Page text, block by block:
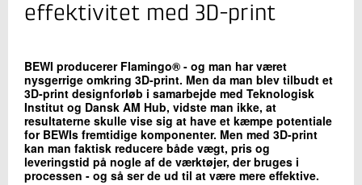
+45 72 20 17 62
Skriv til mig
effektivitet med 3D-print
BEWI producerer Flamingo® - og man har været
nysgerrige omkring 3D-print. Men da man blev tilbudt et
3D-print designforløb i samarbejde med Teknologisk
Institut og Dansk AM Hub, vidste man ikke, at
resultaterne skulle vise sig at have et kæmpe potentiale
for BEWIs fremtidige komponenter. Men med 3D-print
kan man faktisk reducere både vægt, pris og
leveringstid på nogle af de værktøjer, der bruges i
processen - og så ser de ud til at være mere effektive.